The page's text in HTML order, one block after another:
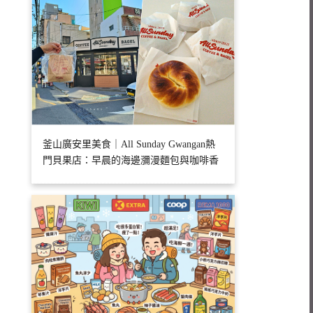
釜山廣安里美食｜All Sunday Gwangan熱
門貝果店：早晨的海邊瀰漫麵包與咖啡香